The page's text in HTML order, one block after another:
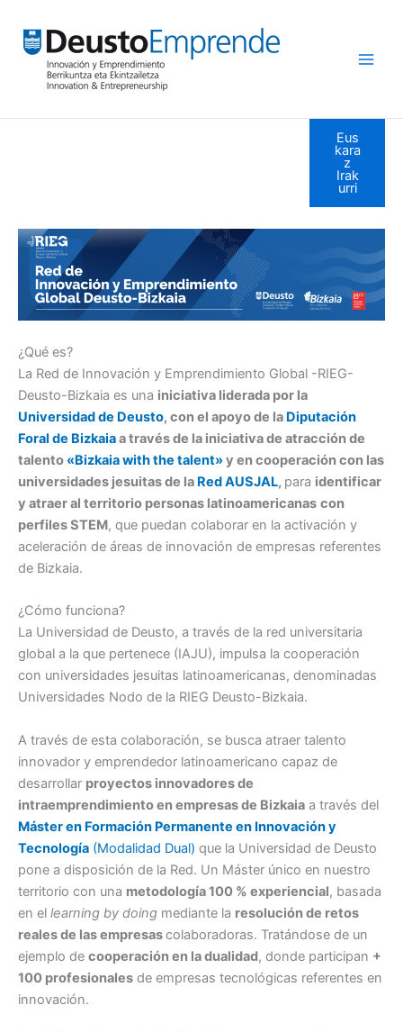
contenido
Eus
kara
z
Irak
urri
¿Qué es?
La Red de Innovación y Emprendimiento Global -RIEG-
Deusto-Bizkaia es una iniciativa liderada por la
Universidad de Deusto, con el apoyo de la Diputación
Foral de Bizkaiaa través de la iniciativa de atracción de
talento «Bizkaia with the talent»y en cooperación con las
universidades jesuitas de la Red AUSJAL, para identificar
y atraer al territorio personas latinoamericanas con
perfiles STEM, que puedan colaborar en la activación y
aceleración de áreas de innovación de empresas referentes
de Bizkaia.
¿Cómo funciona?
La Universidad de Deusto, a través de la red universitaria
global a la que pertenece (IAJU), impulsa la cooperación
con universidades jesuitas latinoamericanas, denominadas
Universidades Nodo de la RIEG Deusto-Bizkaia.
A través de esta colaboración, se busca atraer talento
innovador y emprendedor latinoamericano capaz de
desarrollar proyectos innovadores de
intraemprendimiento en empresas de Bizkaia a través del
Máster en Formación Permanente en Innovación y
Tecnología (Modalidad Dual) que la Universidad de Deusto
pone a disposición de la Red. Un Máster único en nuestro
territorio con una metodología 100 % experiencial, basada
en el learning by doing mediante la resolución de retos
reales de las empresascolaboradoras. Tratándose de un
ejemplo de cooperación en la dualidad, donde participan +
100 profesionales de empresas tecnológicas referentes en
innovación.